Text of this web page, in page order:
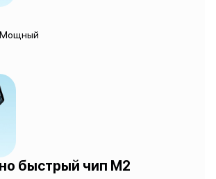
Мощный
быстрый чип M2